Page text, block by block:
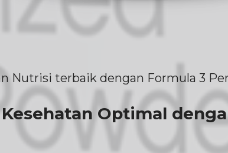
Nutrisi terbaik dengan Formula 3
Optimal